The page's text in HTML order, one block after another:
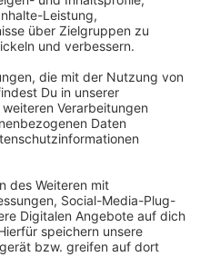
plant schon ein
geschaffen werden,
Einsatz kommen kann.
die Initiative. In der
in Weeze begrüßt:
nicht beurteilen, ob eine
gesteuert wird oder
ist“, heißt es
hat gleich zwei
Airport-Gelände steht